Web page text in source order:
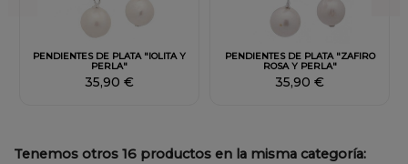
PENDIENTES DE PLATA "IOLITA Y
PERLA"
35,90 €
PENDIENTES DE PLATA "ZAFIRO
ROSA Y PERLA"
35,90 €
Tenemos otros 16 productos en la misma categoría: